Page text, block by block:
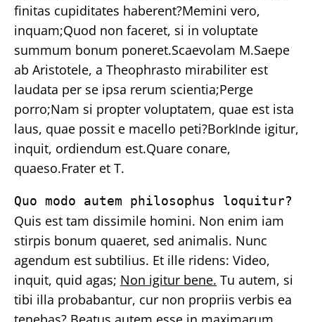
finitas cupiditates haberent?Memini vero,
inquam;Quod non faceret, si in voluptate
summum bonum poneret.Scaevolam M.Saepe
ab Aristotele, a Theophrasto mirabiliter est
laudata per se ipsa rerum scientia;Perge
porro;Nam si propter voluptatem, quae est ista
laus, quae possit e macello peti?BorkInde igitur,
inquit, ordiendum est.Quare conare,
quaeso.Frater et T.
Quo modo autem philosophus loquitur?
Quis est tam dissimile homini. Non enim iam
stirpis bonum quaeret, sed animalis. Nunc
agendum est subtilius. Et ille ridens: Video,
inquit, quid agas; Non igitur bene. Tu autem, si
tibi illa probabantur, cur non propriis verbis ea